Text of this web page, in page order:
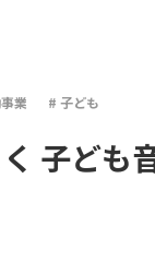
業 子ども
子ども